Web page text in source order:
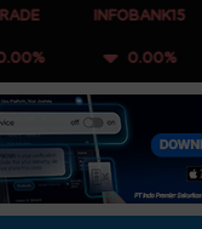
INFOBANK15
0.00%